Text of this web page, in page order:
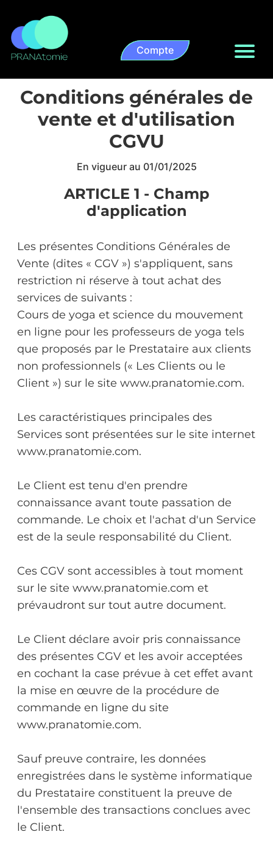
Compte
Conditions générales de
vente et d'utilisation
CGVU
En vigueur au 01/01/2025
ARTICLE 1 - Champ
d'application
Les présentes Conditions Générales de
Vente (dites « CGV ») s'appliquent, sans
restriction ni réserve à tout achat des
services de suivants :
Cours de yoga et science du mouvement
en ligne pour les professeurs de yoga tels
que proposés par le Prestataire aux clients
non professionnels (« Les Clients ou le
Client ») sur le site www.pranatomie.com .
Les caractéristiques principales des
Services sont présentées sur le site internet
www.pranatomie.com.
Le Client est tenu d'en prendre
connaissance avant toute passation de
commande. Le choix et l'achat d'un Service
est de la seule responsabilité du Client.
Ces CGV sont accessibles à tout moment
sur le site www.pranatomie.com et
prévaudront sur tout autre document.
Le Client déclare avoir pris connaissance
des présentes CGV et les avoir acceptées
en cochant la case prévue à cet effet avant
la mise en œuvre de la procédure de
commande en ligne du site
www.pranatomie.com .
Sauf preuve contraire, les données
enregistrées dans le système informatique
du Prestataire constituent la preuve de
l'ensemble des transactions conclues avec
le Client.